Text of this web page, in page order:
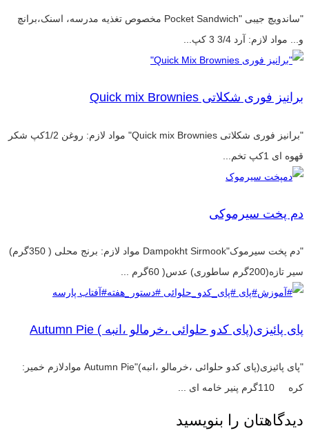
"ساندویچ جیبی "Pocket Sandwich مخصوص تغذیه مدرسه، اسنک،برانچ
و... مواد لازم: آرد 3/4 3 کپ...
برانیز فوری شکلاتی Quick mix Brownies
"برانیز فوری شکلاتی Quick mix Brownies" مواد لازم: روغن 1/2کپ شکر
قهوه ای 1کپ تخم...
دم پخت سیرموکی
"دم پخت سیرموک"Dampokht Sirmook مواد لازم: برنج محلی ( 350گرم)
سیر تازه(200گرم ساطوری) عدس( 60گرم ...
پای پائیزی(پای کدو حلوائی ،خرمالو ،انبه ) Autumn Pie
"پای پائیزی(پای کدو حلوائی ،خرمالو ،انبه)"Autumn Pie موادلازم خمیر:
کره 110گرم پنیر خامه ای ...
دیدگاهتان را بنویسید